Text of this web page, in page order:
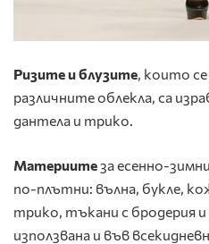
Ризите и блузите, които
различните облекла, са
дантела и трико.
Материитеза есенно-
по-плътни: вълна, букле,
трико, тъкани с бродерия
използвана и във